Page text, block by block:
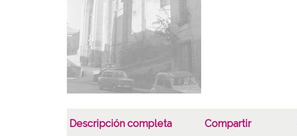
Descripción completa Compartir